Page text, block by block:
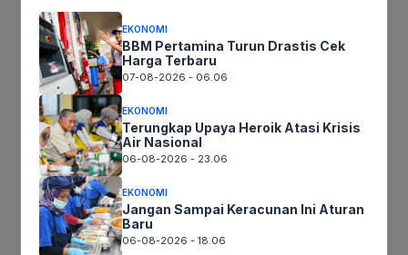
Mayat Dalam Mobil Puluhan Lubang Peluru
Ternyata Pembobol Rumah di Munjuljaya
November 1, 2020
EKONOMI
BBM Pertamina Turun Drastis Cek
Harga Terbaru
07-08-2026 - 06.06
EKONOMI
Terungkap Upaya Heroik Atasi Krisis
Air Nasional
06-08-2026 - 23.06
EKONOMI
Jangan Sampai Keracunan Ini Aturan
Baru
06-08-2026 - 18.06